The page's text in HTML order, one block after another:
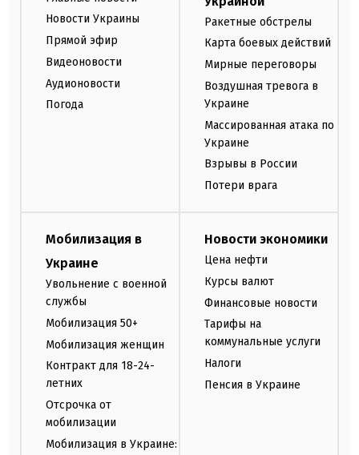
Новости Украины
Прямой эфир
Видеоновости
Аудионовости
Погода
Ракетные обстрелы
Карта боевых действий
Мирные переговоры
Воздушная тревога в
Украине
Массированная атака по
Украине
Взрывы в России
Потери врага
Мобилизация в
Украине
Увольнение с военной
службы
Мобилизация 50+
Мобилизация женщин
Контракт для 18-24-
летних
Отсрочка от
мобилизации
Мобилизация в Украине:
Новости экономики
Цена нефти
Курсы валют
Финансовые новости
Тарифы на
коммунальные услуги
Налоги
Пенсия в Украине